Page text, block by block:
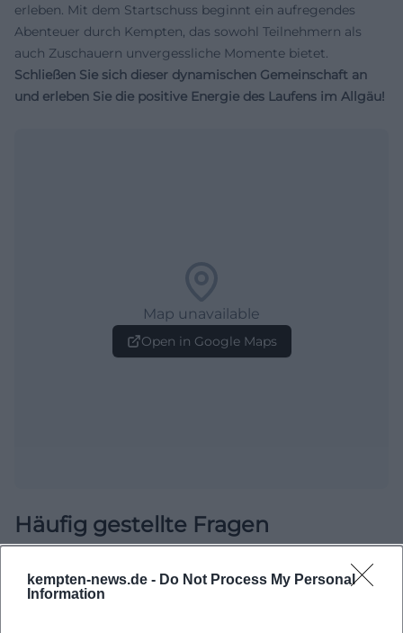
kempten-news.de - Do Not Process My Personal
Information
erleben. Mit dem Startschuss beginnt ein aufregendes
Abenteuer durch Kempten, das sowohl Teilnehmern als
auch Zuschauern unvergessliche Momente bietet.
Schließen Sie sich dieser dynamischen Gemeinschaft an
und erleben Sie die positive Energie des Laufens im Allgäu!
Map unavailable
Open in Google Maps
Häufig gestellte Fragen
Wann findet der AOK-5K statt?